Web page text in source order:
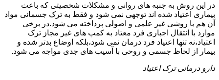
در این روش به جنبه های روانی و مشکلات شخصیتی که باعث
بیماری اعتیاد شده اند توجهی نمی شود و فقط به ترک جسمانی مواد
آن هم با روشی غیر علمی و اصولی پرداخته می شود.در برخی
موارد با انتقال اجباری فرد معتاد به کمپ های غیر مجاز ترک
اعتیاد،نه تنها اعتیاد فرد درمان نمی شود،بلکه اوضاع بدتر شده و
بیمار از لحاظ جسمی و روحی با آسیب های جدی مواجه می شود.
دارو درمانی ترک اعتیاد